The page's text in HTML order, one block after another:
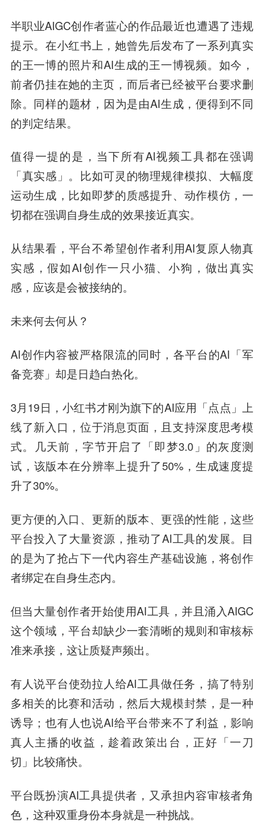
半职业AIGC创作者蓝心的作品最近也遭遇了违规
提示。在小红书上，她曾先后发布了一系列真实
的王一博的照片和AI生成的王一博视频。如今，
前者仍挂在她的主页，而后者已经被平台要求删
除。同样的题材，因为是由AI生成，便得到不同
的判定结果。
值得一提的是，当下所有AI视频工具都在强调
「真实感」。比如可灵的物理规律模拟、大幅度
运动生成，比如即梦的质感提升、动作模仿，一
切都在强调自身生成的效果接近真实。
从结果看，平台不希望创作者利用AI复原人物真
实感，假如AI创作一只小猫、小狗，做出真实
感，应该是会被接纳的。
未来何去何从？
AI创作内容被严格限流的同时，各平台的AI「军
备竞赛」却是日趋白热化。
3月19日，小红书才刚为旗下的AI应用「点点」上
线了新入口，位于消息页面，且支持深度思考模
式。几天前，字节开启了「即梦3.0」的灰度测
试，该版本在分辨率上提升了50%，生成速度提
升了30%。
更方便的入口、更新的版本、更强的性能，这些
平台投入了大量资源，推动了AI工具的发展。目
的是为了抢占下一代内容生产基础设施，将创作
者绑定在自身生态内。
但当大量创作者开始使用AI工具，并且涌入AIGC
这个领域，平台却缺少一套清晰的规则和审核标
准来承接，这让质疑声频出。
有人说平台使劲拉人给AI工具做任务，搞了特别
多相关的比赛和活动，然后大规模封禁，是一种
诱导；也有人也说AI给平台带来不了利益，影响
真人主播的收益，趁着政策出台，正好「一刀
切」比较痛快。
平台既扮演AI工具提供者，又承担内容审核者角
色，这种双重身份本身就是一种挑战。